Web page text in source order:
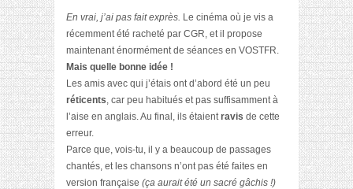
En vrai, j’ai pas fait exprès. Le cinéma où je vis a
récemment été racheté par CGR, et il propose
maintenant énormément de séances en VOSTFR.
Mais quelle bonne idée !
Les amis avec qui j’étais ont d’abord été un peu
réticents, car peu habitués et pas suffisamment à
l’aise en anglais. Au final, ils étaientravis de cette
erreur.
Parce que, vois-tu, il y a beaucoup de passages
chantés, et les chansons n’ont pas été faites en
version française (ça aurait été un sacré gâchis !)